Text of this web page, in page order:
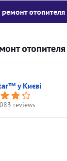
ремонт
у Києві
reviews